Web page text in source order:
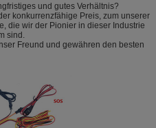
und gutes Verhältnis?
konkurrenzfähige Preis, zum unserer
die wir der Pionier in dieser Industrie
sind.
Freund und gewähren den besten